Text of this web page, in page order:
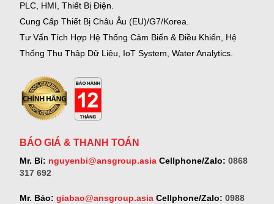
PLC, HMI, Thiết Bị Điện.
Cung Cấp Thiết Bị Châu Âu (EU)/G7/Korea.
Tư Vấn Tích Hợp Hệ Thống Cảm Biến & Điều Khiển, Hệ
Thống Thu Thập Dữ Liệu, IoT System, Water Analytics.
BÁO GIÁ & THANH TOÁN
Mr. Bỉ: nguyenbi@ansgroup.asiaCellphone/Zalo: 0868
317 692
Mr. Bảo: giabao@ansgroup.asiaCellphone/Zalo: 0988